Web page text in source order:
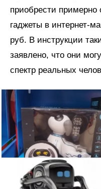
приобрести
гаджеты в интернет-
руб. В инструкции
заявлено, что они
спектр реальных